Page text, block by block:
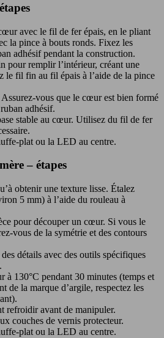
avec le fil de fer épais, en le pliant
la pince à bouts ronds. Fixez les
adhésif pendant la construction.
pour remplir l’intérieur, créant une
le fil fin au fil épais à l’aide de la pince
vous que le cœur est bien formé
adhésif.
stable au cœur. Utilisez du fil de fer
plat ou la LED au centre.
– étapes
obtenir une texture lisse. Étalez
5 mm) à l’aide du rouleau à
pour découper un cœur. Si vous le
vous de la symétrie et des contours
détails avec des outils spécifiques
à 130°C pendant 30 minutes (temps et
de la marque d’argile, respectez les
refroidir avant de manipuler.
couches de vernis protecteur.
plat ou la LED au centre.